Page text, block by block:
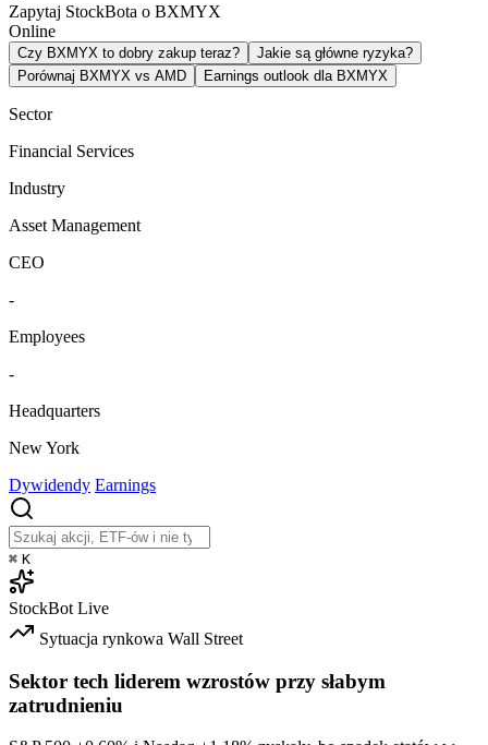
Zapytaj StockBota o BXMYX
Online
Czy BXMYX to dobry zakup teraz?
Jakie są główne ryzyka?
Porównaj BXMYX vs AMD
Earnings outlook dla BXMYX
Sector
Financial Services
Industry
Asset Management
CEO
-
Employees
-
Headquarters
New York
Dywidendy Earnings
⌘ K
StockBot Live
Sytuacja rynkowa Wall Street
Sektor tech liderem wzrostów przy słabym
zatrudnieniu